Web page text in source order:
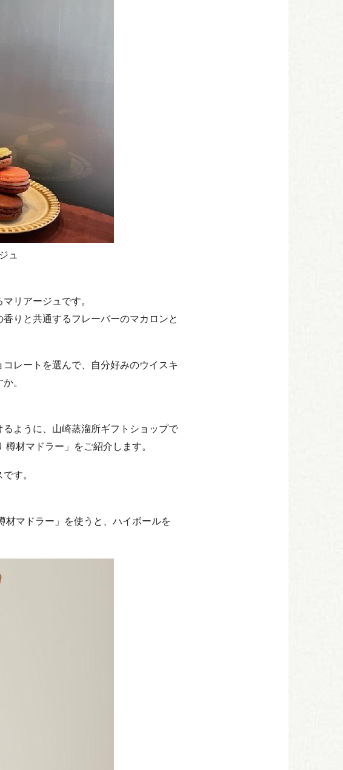
ュ
リアージュです。
りと共通するフレーバーのマカロンと
レートを選んで、自分好みのウイスキ
。
ように、山崎蒸溜所ギフトショップで
材マドラー」をご紹介します。
す。
材マドラー」を使うと、ハイボールを